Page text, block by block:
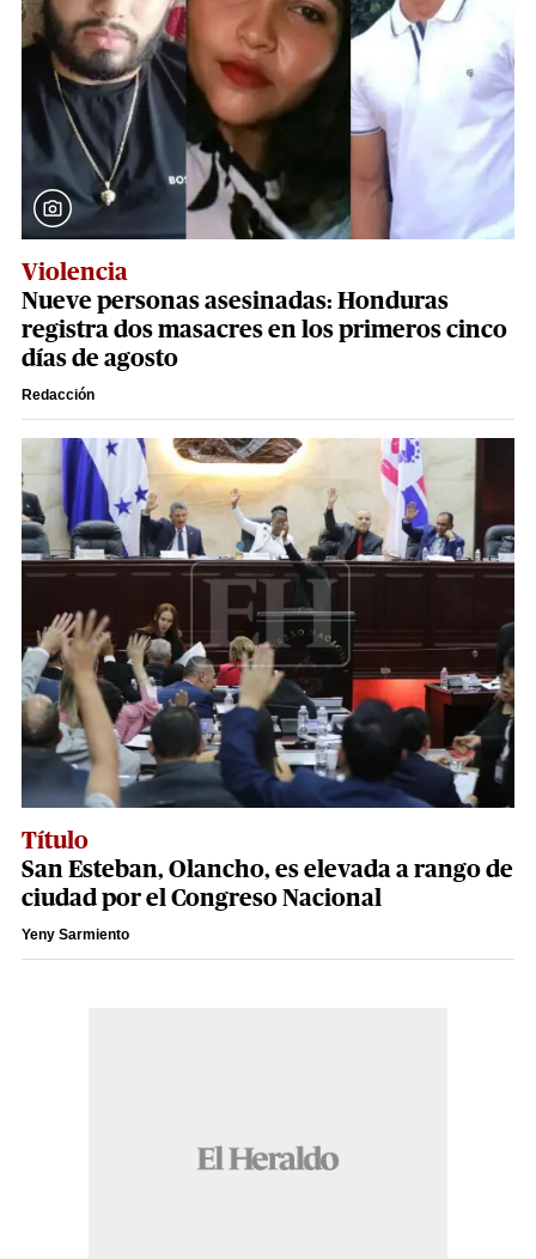
Violencia
Nueve personas asesinadas: Honduras
registra dos masacres en los primeros cinco
días de agosto
Redacción
Título
San Esteban, Olancho, es elevada a rango de
ciudad por el Congreso Nacional
Yeny Sarmiento